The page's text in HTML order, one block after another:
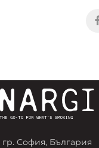
гр. София, България